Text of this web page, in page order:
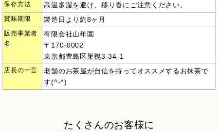
保存方法 高温多湿を避け、移り香にご注意ください。
賞味期限 製造日より約8ヶ月
販売事業者
名
有限会社山年園
〒170-0002
東京都豊島区巣鴨3-34-1
店長の一言
老舗のお茶屋が自信を持ってオススメするお抹茶で
す(^-^)
たくさんのお客様に